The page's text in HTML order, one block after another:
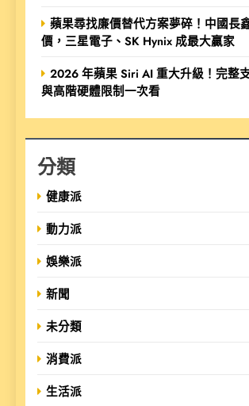
蘋果尋找廉價替代方案夢碎！中國長
價，三星電子、SK Hynix 成最大贏家
2026 年蘋果 Siri AI 重大升級！完整
與高階硬體限制一次看
分類
健康派
動力派
娛樂派
新聞
未分類
消費派
生活派